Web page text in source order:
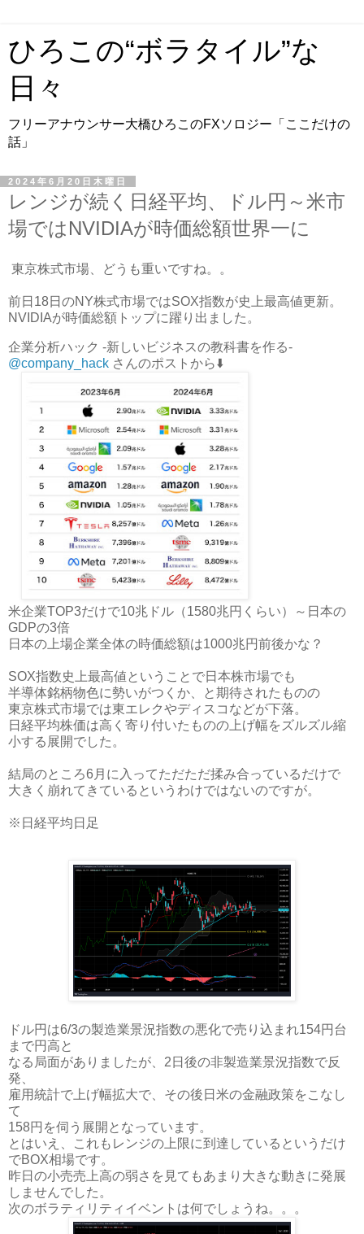
ひろこの“ボラタイル”な
日々
フリーアナウンサー大橋ひろこのFXソロジー「ここだけの
話」
2024年6月20日木曜日
レンジが続く日経平均、ドル円～米市
場ではNVIDIAが時価総額世界一に
東京株式市場、どうも重いですね。。
前日18日のNY株式市場ではSOX指数が史上最高値更新。
NVIDIAが時価総額トップに躍り出ました。
企業分析ハック -新しいビジネスの教科書を作る-
@company_hack さんのポストから⬇️
米企業TOP3だけで10兆ドル（1580兆円くらい）～日本の
GDPの3倍
日本の上場企業全体の時価総額は1000兆円前後かな？
SOX指数史上最高値ということで日本株市場でも
半導体銘柄物色に勢いがつくか、と期待されたものの
東京株式市場では東エレクやディスコなどが下落。
日経平均株価は高く寄り付いたものの上げ幅をズルズル縮
小する展開でした。
結局のところ6月に入ってただただ揉み合っているだけで
大きく崩れてきているというわけではないのですが。
※日経平均日足
ドル円は6/3の製造業景況指数の悪化で売り込まれ154円台
まで円高と
なる局面がありましたが、2日後の非製造業景況指数で反
発、
雇用統計で上げ幅拡大で、その後日米の金融政策をこなし
て
158円を伺う展開となっています。
とはいえ、これもレンジの上限に到達しているというだけ
でBOX相場です。
昨日の小売売上高の弱さを見てもあまり大きな動きに発展
しませんでした。
次のボラティリティイベントは何でしょうね。。。